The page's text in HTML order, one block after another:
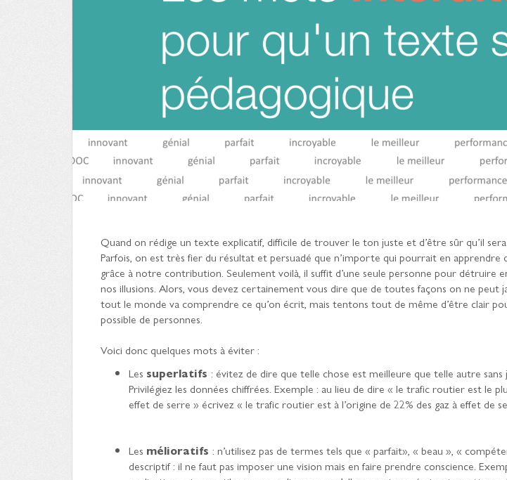
Quand on rédige un texte explicatif, difficile de trouver le ton juste et d’être sûr qu’il
Parfois, on est très fier du résultat et persuadé que n’importe qui pourrait en apprendre
grâce à notre contribution. Seulement voilà, il suffit d’une seule personne pour détruire
nos illusions. Alors, vous devez certainement vous dire que de toutes façons on ne peut
tout le monde va comprendre ce qu’on écrit, mais tentons tout de même d’être clair
possible de personnes.
Voici donc quelques mots à éviter :
Les superlatifs : évitez de dire que telle chose est meilleure que telle autre
Privilégiez les données chiffrées. Exemple : au lieu de dire « le trafic routier est le
effet de serre » écrivez « le trafic routier est à l’origine de 22% des gaz à effet de
Les mélioratifs : n’utilisez pas de termes tels que « parfait», « beau », «
descriptif : il ne faut pas imposer une vision mais en faire prendre conscience.